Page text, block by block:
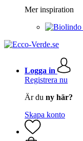
Mer inspiration
Logga in
Registrera nu
Är du ny här?
Skapa konto